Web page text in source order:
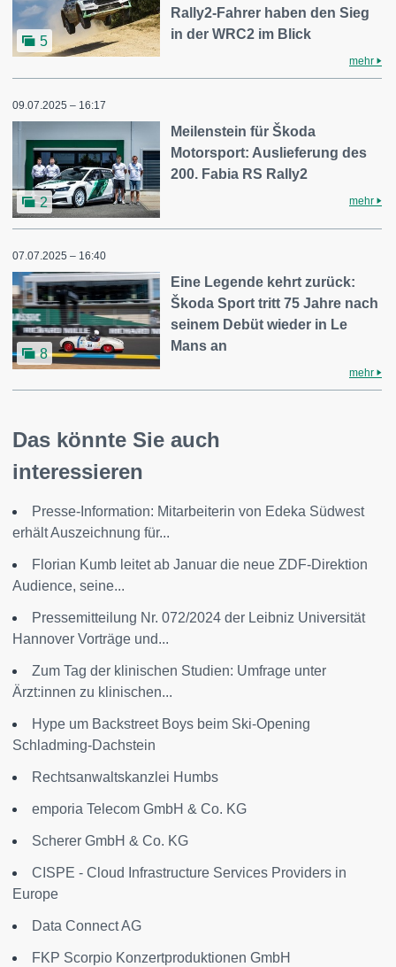
5
Rally2-Fahrer haben den Sieg
in der WRC2 im Blick
mehr
09.07.2025 – 16:17
2
Meilenstein für Škoda
Motorsport: Auslieferung des
200. Fabia RS Rally2
mehr
07.07.2025 – 16:40
8
Eine Legende kehrt zurück:
Škoda Sport tritt 75 Jahre nach
seinem Debüt wieder in Le
Mans an
mehr
Das könnte Sie auch
interessieren
Presse-Information: Mitarbeiterin von Edeka Südwest
erhält Auszeichnung für...
Florian Kumb leitet ab Januar die neue ZDF-Direktion
Audience, seine...
Pressemitteilung Nr. 072/2024 der Leibniz Universität
Hannover Vorträge und...
Zum Tag der klinischen Studien: Umfrage unter
Ärzt:innen zu klinischen...
Hype um Backstreet Boys beim Ski-Opening
Schladming-Dachstein
Rechtsanwaltskanzlei Humbs
emporia Telecom GmbH & Co. KG
Scherer GmbH & Co. KG
CISPE - Cloud Infrastructure Services Providers in
Europe
Data Connect AG
FKP Scorpio Konzertproduktionen GmbH